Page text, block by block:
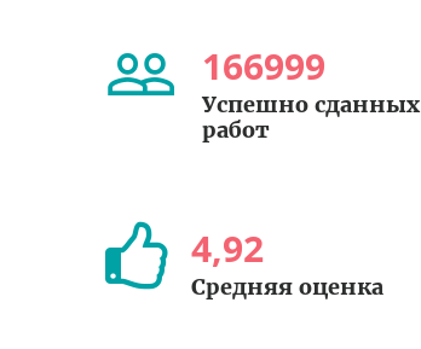
166999
Успешно сданных
работ
4,92
Средняя оценка